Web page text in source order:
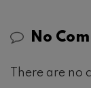
No
There are